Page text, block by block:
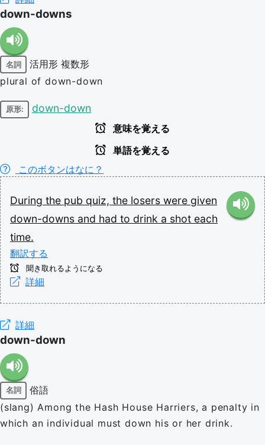
down-downs
名詞 活用形 複数形
plural of down-down
原形: down-down
意味を覚える
単語を覚える
このボタンはなに？
During the pub quiz, the losers were given
down-downs and had to drink a shot each
time.
翻訳する
聞き取れるようになる
詳細
詳細
down-down
名詞
俗語
(slang) Among the Hash House Harriers, a penalty in
which an individual must down his or her drink.